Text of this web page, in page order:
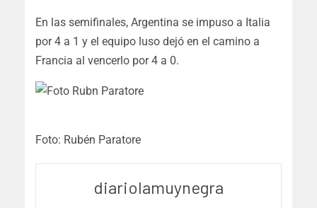
En las semifinales, Argentina se impuso a Italia
por 4 a 1 y el equipo luso dejó en el camino a
Francia al vencerlo por 4 a 0.
Foto: Rubén Paratore
diariolamuynegra